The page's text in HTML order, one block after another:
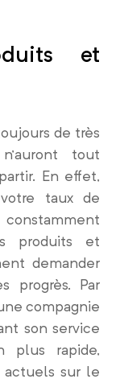
et
de très
tout
En effet,
taux de
produits et
demander
progrès. Par
compagnie
son service
plus rapide,
actuels sur le